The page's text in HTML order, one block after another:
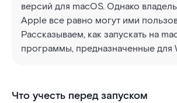
версий для macOS. Однако
Apple все равно могут ими
Рассказываем, как запускать на
программы, предназначенные для
Что учесть перед запуском